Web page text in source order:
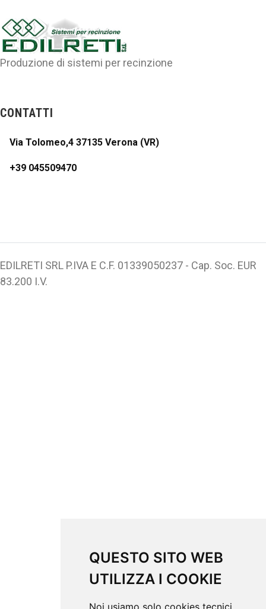
QUESTO SITO WEB
UTILIZZA I COOKIE
Noi usiamo solo cookies tecnici
Produzione di sistemi per recinzione
CONTATTI
Via Tolomeo,4 37135 Verona (VR)
+39 045509470
EDILRETI SRL P.IVA E C.F. 01339050237 - Cap. Soc. EUR
83.200 I.V.